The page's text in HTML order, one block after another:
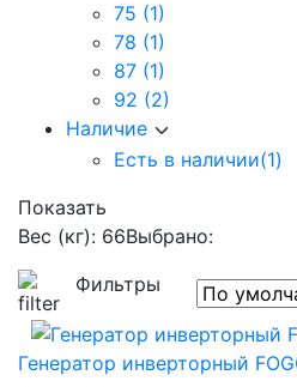
75 (1)
78 (1)
87 (1)
92 (2)
Наличие
Есть в наличии(1)
Показать
Вес (кг): 66Выбрано:
Фильтры
Генератор инверторный